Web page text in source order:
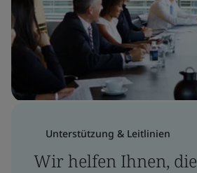
Unterstützung & Leitlinien
Wir helfen Ihnen, die